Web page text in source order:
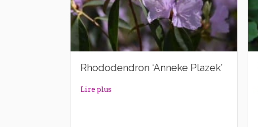
Rhododendron ‘Anneke Plazek’
Lire plus